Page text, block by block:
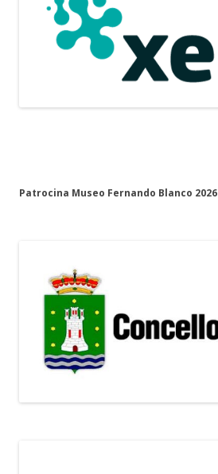
Patrocina Museo Fernando Blanco 2026